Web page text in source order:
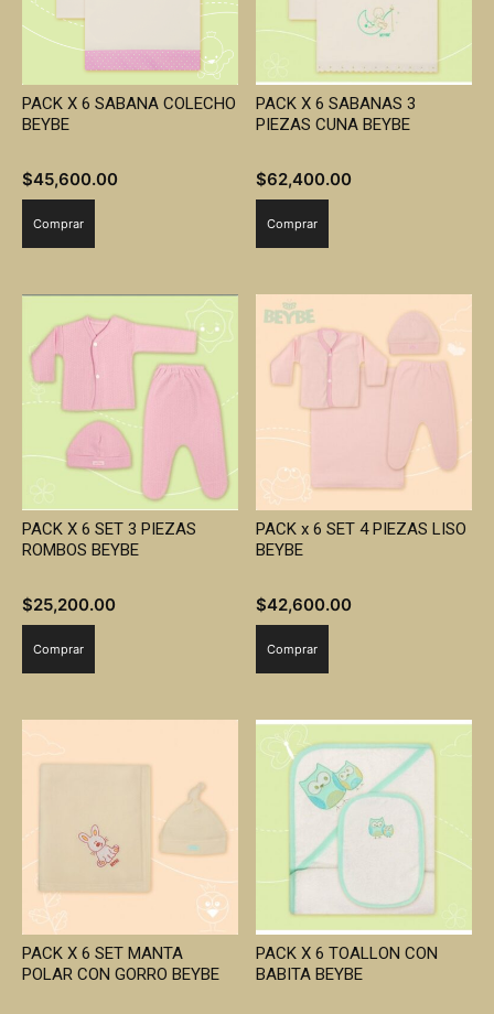
PACK X 6 SABANA COLECHO
BEYBE
$45,600.00
Comprar
PACK X 6 SABANAS 3
PIEZAS CUNA BEYBE
$62,400.00
Comprar
PACK X 6 SET 3 PIEZAS
ROMBOS BEYBE
$25,200.00
Comprar
PACK x 6 SET 4 PIEZAS LISO
BEYBE
$42,600.00
Comprar
PACK X 6 SET MANTA
POLAR CON GORRO BEYBE
PACK X 6 TOALLON CON
BABITA BEYBE